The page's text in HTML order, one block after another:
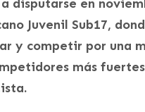
disputarse en
Juvenil Sub17,
y competir por una
más